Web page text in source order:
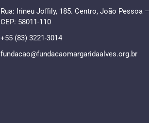
Rua: Irineu Joffily, 185. Centro, João Pessoa
CEP: 58011-110
+55 (83) 3221-3014
fundacao@fundacaomargaridaalves.org.br